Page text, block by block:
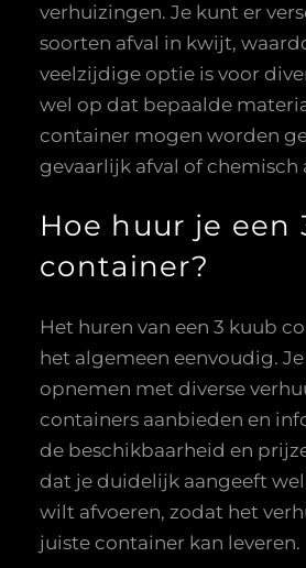
verhuizingen. Je kunt er
soorten afval in kwijt,
veelzijdige optie is voor
wel op dat bepaalde
container mogen worden
gevaarlijk afval of chemisch
Hoe huur je een
container?
Het huren van een 3 kuub
het algemeen eenvoudig.
opnemen met diverse
containers aanbieden en
de beschikbaarheid en
dat je duidelijk aangeeft
wilt afvoeren, zodat het
juiste container kan leveren.